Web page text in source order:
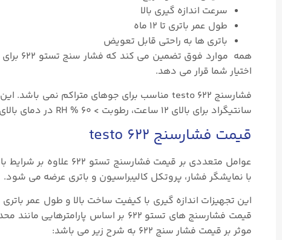
سرعت اندازه گیری بالا
طول عمر باتری تا ۱۲ ماه
باتری ها به راحتی قابل تعویض
همه
اختیار شما قرار می دهد.
سانتیگراد برای بالای ۱۲ ساعت، رطوبت > ۶۰ % RH در دمای بالای ۳۰ درجه سانتیگراد برای بیشتر از ۱۲ ساعت) کاربرد دارند.
قیمت فشارسنج testo ۶۲۲
با نمایشگر فشار، پروتکل کالیبراسیون و باتری عرضه می شود.
این تجهیزات اندازه گیری با کیفیت ساخت بالا و طول عمر
قیمت فشارسنج های تستو ۶۲۲ بر اساس
موثر بر قیمت فشار سنج ۶۲۲ به شرح زیر می باشد: